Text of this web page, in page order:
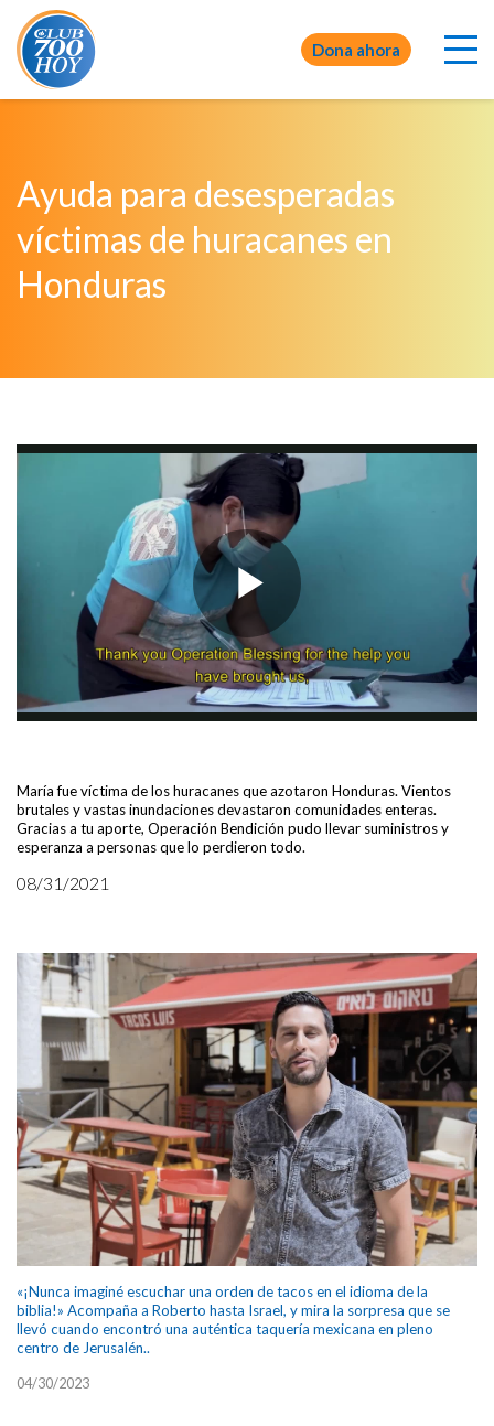
Dona ahora
Ayuda para desesperadas
víctimas de huracanes en
Honduras
María fue víctima de los huracanes que azotaron Honduras. Vientos
brutales y vastas inundaciones devastaron comunidades enteras.
Gracias a tu aporte, Operación Bendición pudo llevar suministros y
esperanza a personas que lo perdieron todo.
08/31/2021
«¡Nunca imaginé escuchar una orden de tacos en el idioma de la
biblia!» Acompaña a Roberto hasta Israel, y mira la sorpresa que se
llevó cuando encontró una auténtica taquería mexicana en pleno
centro de Jerusalén..
04/30/2023